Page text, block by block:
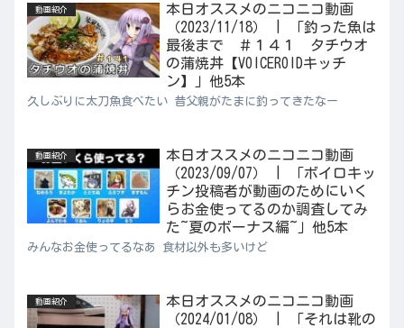
動画紹介
本日オススメのニコニコ動画
（2023/11/18） | 「釣った魚は
最後まで ＃１４１ タチウオ
の蒲焼丼【VOICEROIDキッチ
ン】」他5本
久しぶりに太刀魚食べたい 昔父親がたまに釣ってきたなー
動画紹介
本日オススメのニコニコ動画
（2023/09/07） | 「ボイロキッ
チン投稿者が動画のためにいく
らお金使ってるのか調査してみ
た~夏のボーナス編~」他5本
みんなお金使ってるなあ 食材以外も多いけど
動画紹介
本日オススメのニコニコ動画
（2024/01/08） | 「それは靴の